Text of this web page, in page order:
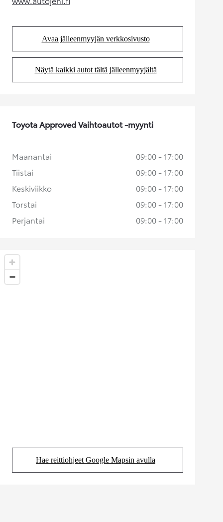
(Aukeaa uudessa välilehdessä)
Avaa jälleenmyyjän verkkosivusto
(Aukeaa uudessa välilehdessä)
Näytä kaikki autot tältä jälleenmyyjältä
(Aukeaa uudessa välilehdessä)
Hae reittiohjeet Google Mapsin avulla
(Aukeaa uudessa välilehdessä)
Toyota Approved Vaihtoautot -myynti
Maanantai
09:00 - 17:00
Tiistai
09:00 - 17:00
Keskiviikko
09:00 - 17:00
Torstai
09:00 - 17:00
Perjantai
09:00 - 17:00